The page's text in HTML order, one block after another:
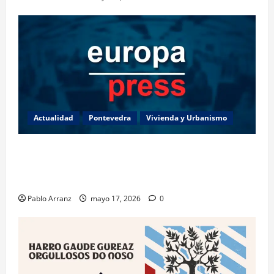
Actualidad Pontevedra Vivienda y Urbanismo
Pablo Arranz mayo 17, 2026 0